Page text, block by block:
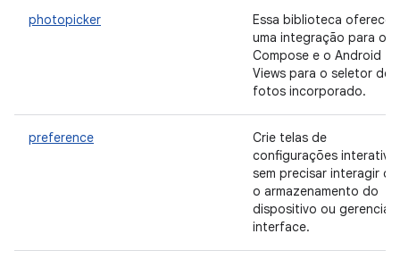
photopicker
Essa biblioteca oferece
uma integração para o
Compose e o Android
Views para o seletor de
fotos incorporado.
preference
Crie telas de
configurações
sem precisar interagir
o armazenamento do
dispositivo ou gerenciar
interface.